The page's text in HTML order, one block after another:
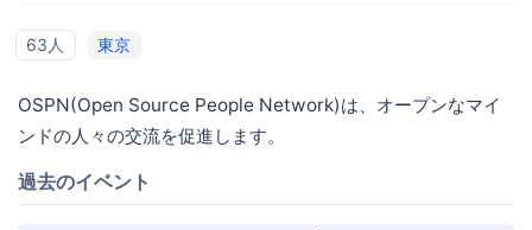
63人 東京
OSPN(Open Source People Network)は、オープンなマイ
ンドの人々の交流を促進します。
過去のイベント